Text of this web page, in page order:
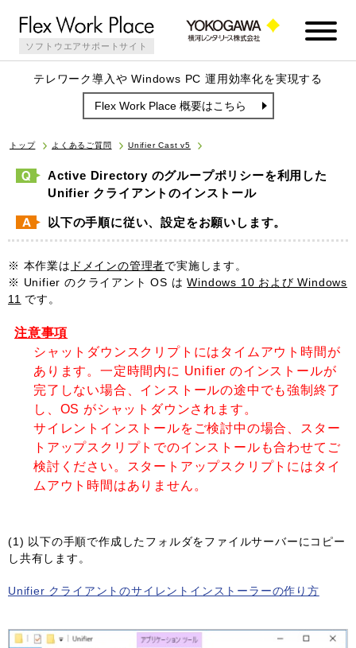
ソフトウエアサポートサイト
テレワーク導入や Windows PC 運用効率化を実現する
Flex Work Place 概要はこちら
トップ よくあるご質問 Unifier Cast v5
Active Directory のグループポリシーを利用した
Unifier クライアントのインストール
以下の手順に従い、設定をお願いします。
※ 本作業は ドメインの管理者で実施します。
※ Unifier のクライアント OS はWindows 10 および Windows
11 です。
注意事項
シャットダウンスクリプトにはタイムアウト時間が
あります。一定時間内に Unifier のインストールが
完了しない場合、インストールの途中でも強制終了
し、OS がシャットダウンされます。
サイレントインストールをご検討中の場合、スター
トアップスクリプトでのインストールも合わせてご
検討ください。スタートアップスクリプトにはタイ
ムアウト時間はありません。
(1) 以下の手順で作成したフォルダをファイルサーバーにコピー
し共有します。
Unifier クライアントのサイレントインストーラーの作り方